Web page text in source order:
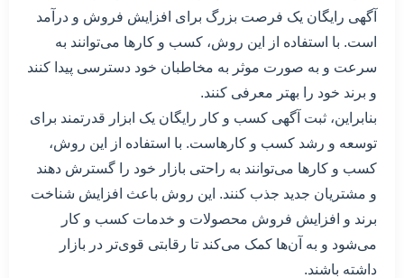
آگهی رایگان یک فرصت بزرگ برای افزایش فروش و درآمد
است. با استفاده از این روش، کسب و کارها می‌توانند به
سرعت و به صورت موثر به مخاطبان خود دسترسی پیدا کنند
و برند خود را بهتر معرفی کنند.
بنابراین، ثبت آگهی کسب و کار رایگان یک ابزار قدرتمند برای
توسعه و رشد کسب و کارهاست. با استفاده از این روش،
کسب و کارها می‌توانند به راحتی بازار خود را گسترش دهند
و مشتریان جدید جذب کنند. این روش باعث افزایش شناخت
برند و افزایش فروش محصولات و خدمات کسب و کار
می‌شود و به آن‌ها کمک می‌کند تا رقابتی قوی‌تر در بازار
داشته باشند.